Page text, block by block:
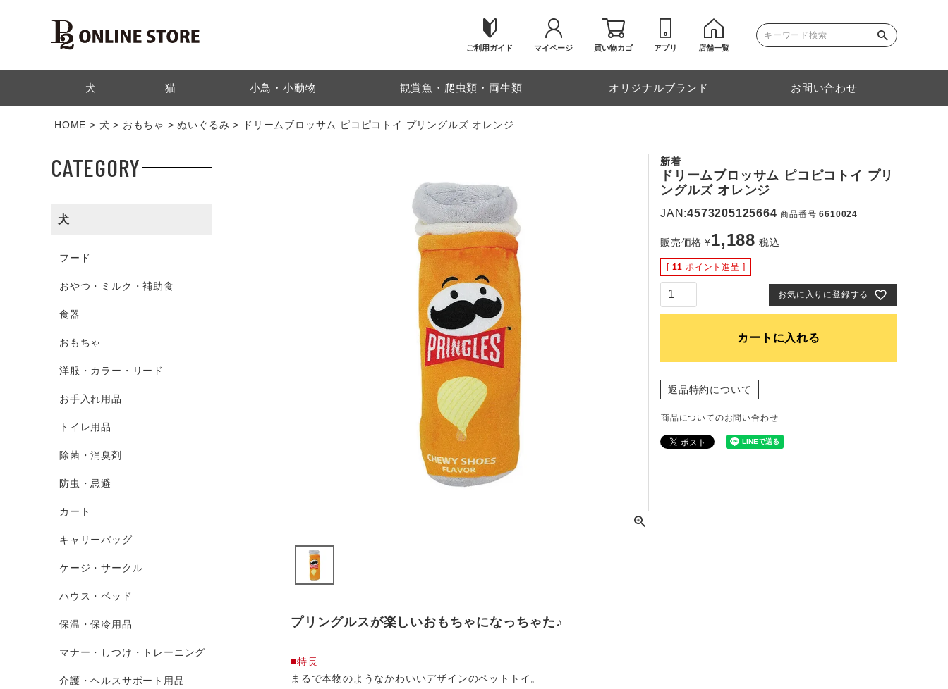
ご利用ガイド マイページ 買い物カゴ アプリ 店舗一覧
検索
犬 猫 小鳥・小動物 観賞魚・爬虫類・両生類 オリジナルブランド お問い合わせ
HOME 犬 おもちゃ ぬいぐるみ ドリームブロッサム ピコピコトイ プリングルズ オレンジ
CATEGORY
犬
フード
おやつ・ミルク・補助食
食器
おもちゃ
洋服・カラー・リード
お手入れ用品
トイレ用品
除菌・消臭剤
防虫・忌避
カート
キャリーバッグ
ケージ・サークル
ハウス・ベッド
保温・保冷用品
マナー・しつけ・トレーニング
介護・ヘルスサポート用品
新着
ドリームブロッサム ピコピコトイ プリ
ングルズ オレンジ
JAN:4573205125664 商品番号 6610024
販売価格 ¥1,188 税込
[ 11 ポイント進呈 ]
お気に入りに登録する
カートに入れる
返品特約について
商品についてのお問い合わせ
プリングルスが楽しいおもちゃになっちゃた♪
■特長
まるで本物のようなかわいいデザインのペットトイ。